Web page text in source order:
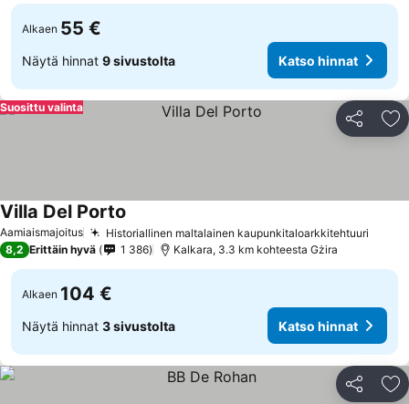
Alkaen 55 €
Näytä hinnat 9 sivustolta Katso hinnat
Jaa
Suosittu valinta
Aamiaismajoitus Historiallinen maltalainen kaupunkitaloarkkitehtuuri
Villa Del Porto
8,2 Erittäin hyvä 1 386 Kalkara, 3.3 km kohteesta Gżira
Alkaen 104 €
Näytä hinnat 3 sivustolta Katso hinnat
Jaa